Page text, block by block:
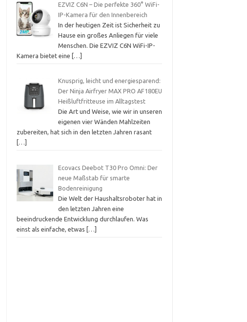
EZVIZ C6N – Die perfekte 360° WiFi-
IP-Kamera für den Innenbereich
In der heutigen Zeit ist Sicherheit zu
Hause ein großes Anliegen für viele
Menschen. Die EZVIZ C6N WiFi-IP-
Kamera bietet eine
[…]
Knusprig, leicht und energiesparend:
Der Ninja Airfryer MAX PRO AF180EU
Heißluftfritteuse im Alltagstest
Die Art und Weise, wie wir in unseren
eigenen vier Wänden Mahlzeiten
zubereiten, hat sich in den letzten Jahren rasant
[…]
Ecovacs Deebot T30 Pro Omni: Der
neue Maßstab für smarte
Bodenreinigung
Die Welt der Haushaltsroboter hat in
den letzten Jahren eine
beeindruckende Entwicklung durchlaufen. Was
einst als einfache, etwas
[…]